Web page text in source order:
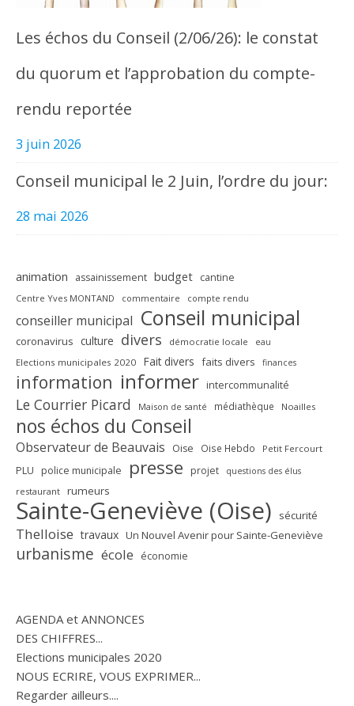
Les échos du Conseil (2/06/26): le constat
du quorum et l’approbation du compte-
rendu reportée
3 juin 2026
Conseil municipal le 2 Juin, l’ordre du jour:
28 mai 2026
animation assainissement budget cantine
Centre Yves MONTAND commentaire compte rendu
conseiller municipal Conseil municipal
coronavirus culture divers démocratie locale eau
Elections municipales 2020 Fait divers faits divers finances
information informer intercommunalité
Le Courrier Picard Maison de santé médiathèque Noailles
nos échos du Conseil
Observateur de Beauvais Oise Oise Hebdo Petit Fercourt
PLU police municipale presse projet questions des élus
restaurant rumeurs
Sainte-Geneviève (Oise) sécurité
Thelloise travaux Un Nouvel Avenir pour Sainte-Geneviève
urbanisme école économie
AGENDA et ANNONCES
DES CHIFFRES...
Elections municipales 2020
NOUS ECRIRE, VOUS EXPRIMER...
Regarder ailleurs....